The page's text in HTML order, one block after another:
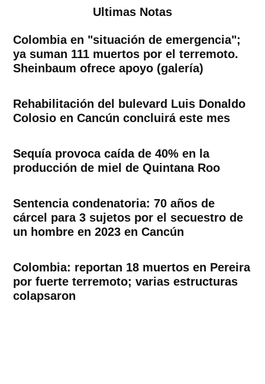
Ultimas Notas
Colombia en "situación de emergencia";
ya suman 111 muertos por el terremoto.
Sheinbaum ofrece apoyo (galería)
Rehabilitación del bulevard Luis Donaldo
Colosio en Cancún concluirá este mes
Sequía provoca caída de 40% en la
producción de miel de Quintana Roo
Sentencia condenatoria: 70 años de
cárcel para 3 sujetos por el secuestro de
un hombre en 2023 en Cancún
Colombia: reportan 18 muertos en Pereira
por fuerte terremoto; varias estructuras
colapsaron